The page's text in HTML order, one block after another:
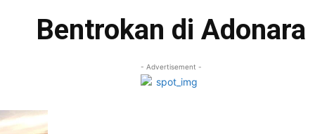
Bentrokan di Adonara
- Advertisement -